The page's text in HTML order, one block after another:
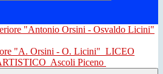
"A. Orsini - O. Licini" LICEO
Ascoli Piceno